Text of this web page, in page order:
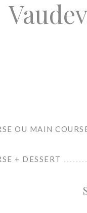
OU MAIN
+ DESSERT